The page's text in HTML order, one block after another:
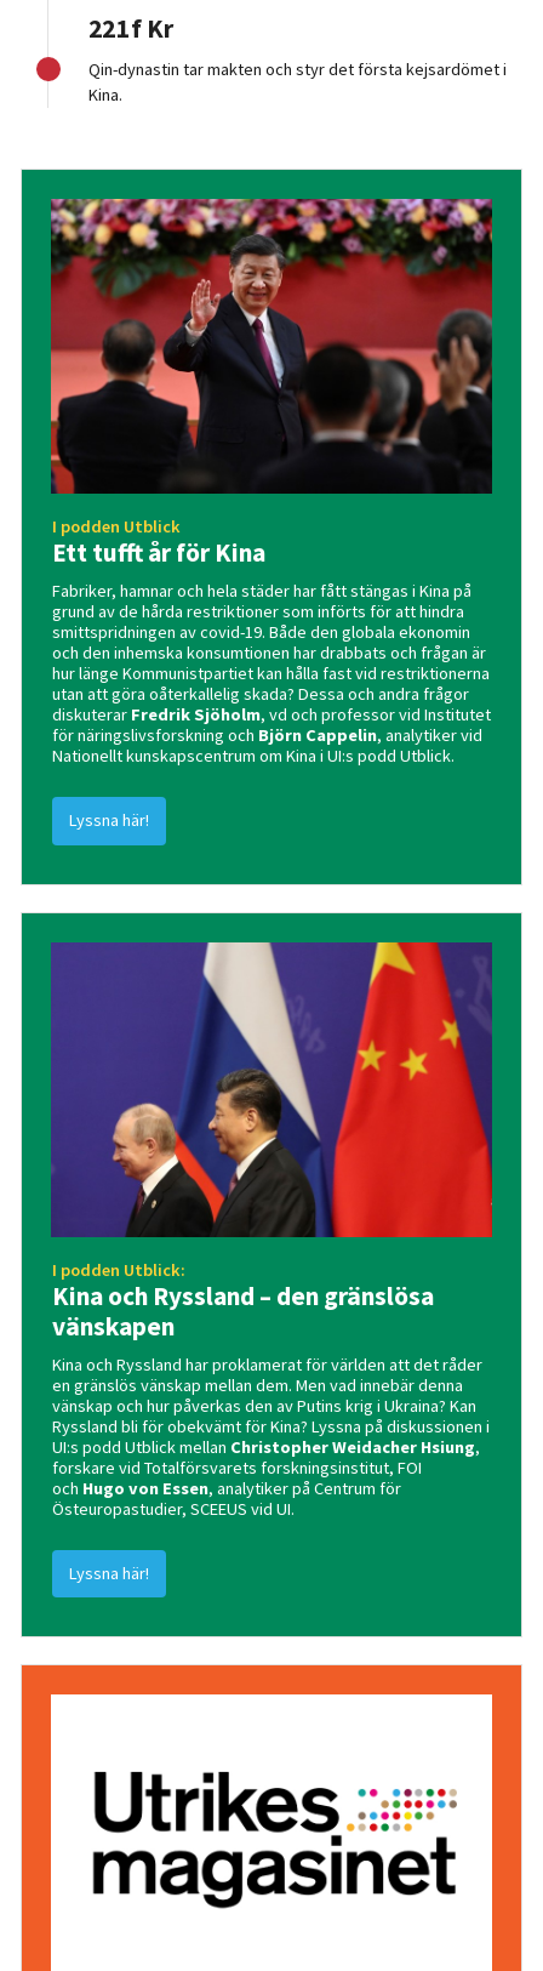
221 f Kr
Qin-dynastin tar makten och styr det första kejsardömet i
Kina.
I podden Utblick
Ett tufft år för Kina
Fabriker, hamnar och hela städer har fått stängas i Kina på
grund av de hårda restriktioner som införts för att hindra
smittspridningen av covid-19. Både den globala ekonomin
och den inhemska konsumtionen har drabbats och frågan är
hur länge Kommunistpartiet kan hålla fast vid restriktionerna
utan att göra oåterkallelig skada? Dessa och andra frågor
diskuterar Fredrik Sjöholm, vd och professor vid Institutet
för näringslivsforskning och Björn Cappelin, analytiker vid
Nationellt kunskapscentrum om Kina i UI:s podd Utblick.
Lyssna här!
I podden Utblick:
Kina och Ryssland – den gränslösa
vänskapen
Kina och Ryssland har proklamerat för världen att det råder
en gränslös vänskap mellan dem. Men vad innebär denna
vänskap och hur påverkas den av Putins krig i Ukraina? Kan
Ryssland bli för obekvämt för Kina? Lyssna på diskussionen i
UI:s podd Utblick mellan Christopher Weidacher Hsiung,
forskare vid Totalförsvarets forskningsinstitut, FOI
och Hugo von Essen, analytiker på Centrum för
Östeuropastudier, SCEEUS vid UI.
Lyssna här!